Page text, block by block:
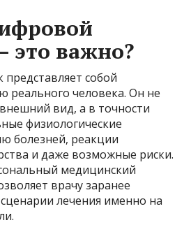
это важно?
собой
реального человека. Он не
вид, а в точности
физиологические
болезней, реакции
и даже возможные риски.
медицинский
врачу заранее
лечения именно на